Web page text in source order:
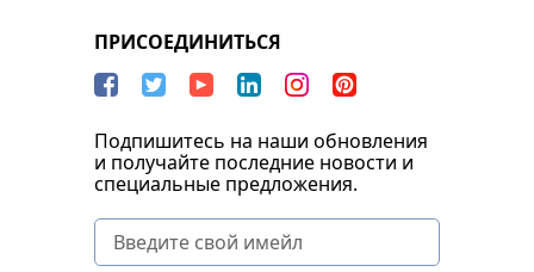
ПРИСОЕДИНИТЬСЯ
Подпишитесь на наши обновления
и получайте последние новости и
специальные предложения.